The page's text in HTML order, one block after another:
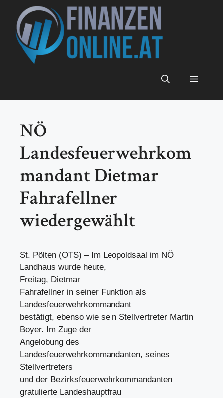
Inhalt
springen
Menü
NÖ
Landesfeuerwehrkom
mandant Dietmar
Fahrafellner
wiedergewählt
St. Pölten (OTS) – Im Leopoldsaal im NÖ
Landhaus wurde heute,
Freitag, Dietmar
Fahrafellner in seiner Funktion als
Landesfeuerwehrkommandant
bestätigt, ebenso wie sein Stellvertreter Martin
Boyer. Im Zuge der
Angelobung des
Landesfeuerwehrkommandanten, seines
Stellvertreters
und der Bezirksfeuerwehrkommandanten
gratulierte Landeshauptfrau